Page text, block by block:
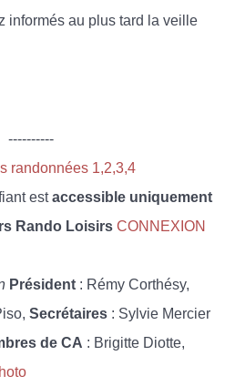
informés au plus tard la veille
----------
randonnées 1,2,3,4
estaccessible uniquement
Rando Loisirs CONNEXION
Président : Rémy Corthésy,
Secrétaires : Sylvie Mercier
de CA : Brigitte Diotte,